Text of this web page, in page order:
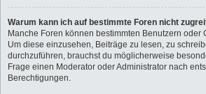
Warum kann ich auf bestimmte Foren nicht
Manche Foren können bestimmten Benutzern oder
Um diese einzusehen, Beiträge zu lesen, zu
durchzuführen, brauchst du möglicherweise
Frage einen Moderator oder Administrator nach
Berechtigungen.